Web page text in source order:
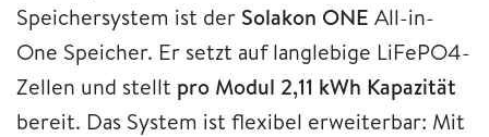
Speichersystem ist der Solakon ONE All-in-
One Speicher. Er setzt auf langlebige LiFePO4-
Zellen und stellt pro Modul 2,11 kWh Kapazität
bereit. Das System ist flexibel erweiterbar: Mit